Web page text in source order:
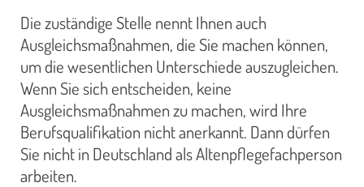
Die zuständige Stelle nennt Ihnen auch
Ausgleichsmaßnahmen, die Sie machen können,
um die wesentlichen Unterschiede auszugleichen.
Wenn Sie sich entscheiden, keine
Ausgleichsmaßnahmen zu machen, wird Ihre
Berufsqualifikation nicht anerkannt. Dann dürfen
Sie nicht in Deutschland als Altenpflegefachperson
arbeiten.